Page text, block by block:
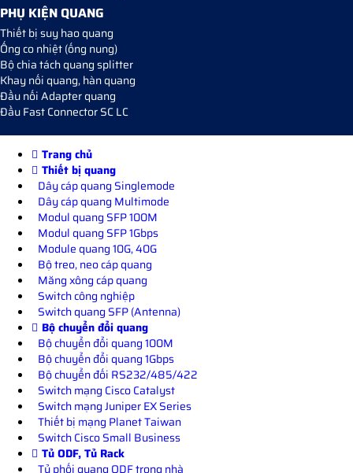
PHỤ KIỆN QUANG
Thiết bị suy hao quang
Ống co nhiệt (ống nung)
Bộ chia tách quang splitter
Khay nối quang, hàn quang
Đầu nối Adapter quang
Đầu Fast Connector SC LC
Trang chủ
Thiết bị quang
Dây cáp quang Singlemode
Dây cáp quang Multimode
Modul quang SFP 100M
Modul quang SFP 1Gbps
Module quang 10G, 40G
Bộ treo, neo cáp quang
Măng xông cáp quang
Switch công nghiệp
Switch quang SFP (Antenna)
Bộ chuyển đổi quang
Bộ chuyển đổi quang 100M
Bộ chuyển đổi quang 1Gbps
Bộ chuyển đối RS232/485/422
Switch mạng Cisco Catalyst
Switch mạng Juniper EX Series
Thiết bị mạng Planet Taiwan
Switch Cisco Small Business
Tủ ODF, Tủ Rack
Tủ phối quang ODF trong nhà